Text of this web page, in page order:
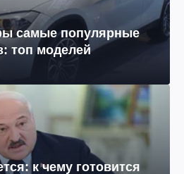
самые популярные
топ моделей
к чему готовится